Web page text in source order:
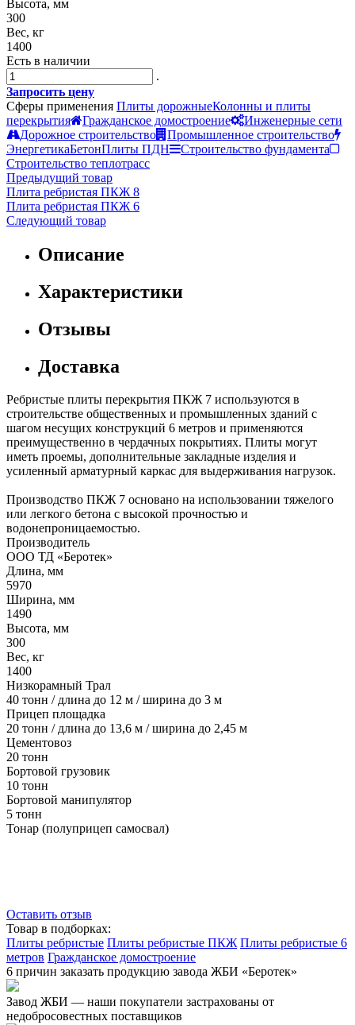
Высота, мм
300
Вес, кг
1400
Есть в наличии
.
Запросить цену
Сферы применения Плиты дорожныеКолонны и плиты
перекрытия
Гражданское домостроение
Инженерные сети
Дорожное строительство
Промышленное строительство
ЭнергетикаБетонПлиты ПДН
Строительство фундамента
Строительство теплотрасс
Предыдущий товар
Плита ребристая ПКЖ 8
Плита ребристая ПКЖ 6
Следующий товар
Описание
Характеристики
Отзывы
Доставка
Ребристые плиты перекрытия ПКЖ 7 используются в
строительстве общественных и промышленных зданий с
шагом несущих конструкций 6 метров и применяются
преимущественно в чердачных покрытиях. Плиты могут
иметь проемы, дополнительные закладные изделия и
усиленный арматурный каркас для выдерживания нагрузок.
Производство ПКЖ 7 основано на использовании тяжелого
или легкого бетона с высокой прочностью и
водонепроницаемостью.
Производитель
ООО ТД «Беротек»
Длина, мм
5970
Ширина, мм
1490
Высота, мм
300
Вес, кг
1400
Низкорамный Трал
40 тонн / длина до 12 м / ширина до 3 м
Прицеп площадка
20 тонн / длина до 13,6 м / ширина до 2,45 м
Цементовоз
20 тонн
Бортовой грузовик
10 тонн
Бортовой манипулятор
5 тонн
Тонар (полуприцеп самосвал)
Оставить отзыв
Товар в подборках:
Плиты ребристые Плиты ребристые ПКЖ Плиты ребристые 6
метров Гражданское домостроение
6 причин заказать продукцию завода ЖБИ «Беротек»
Завод ЖБИ — наши покупатели застрахованы от
недобросовестных поставщиков